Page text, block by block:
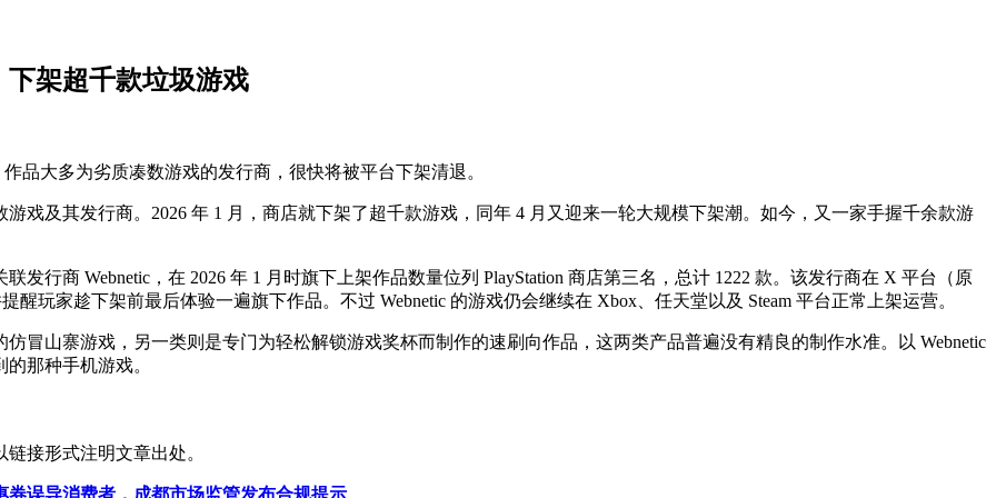
下架超千款垃圾游戏
品大多为劣质凑数游戏的发行商，很快将被平台下架清退。
戏及其发行商。2026 年 1 月，商店就下架了超千款游戏，同年 4 月又迎来一轮大规模下架潮。如今，又一家手握千余款游
发行商 Webnetic，在 2026 年 1 月时旗下上架作品数量位列 PlayStation 商店第三名，总计 1222 款。该发行商在 X 平台（原
玩家趁下架前最后体验一遍旗下作品。不过 Webnetic 的游戏仍会继续在 Xbox、任天堂以及 Steam 平台正常上架运营。
冒山寨游戏，另一类则是专门为轻松解锁游戏奖杯而制作的速刷向作品，这两类产品普遍没有精良的制作水准。以 Webnetic
那种手机游戏。
接形式注明文章出处。
误导消费者，成都市场监管发布合规提示